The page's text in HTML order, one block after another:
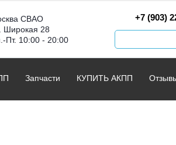
СВАО
Широкая 28
Пт. 10:00 - 20:00
+7 (903)
Запчасти КУПИТЬ АКПП